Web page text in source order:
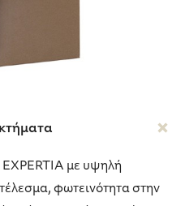
με υψηλή
φωτεινότητα στην